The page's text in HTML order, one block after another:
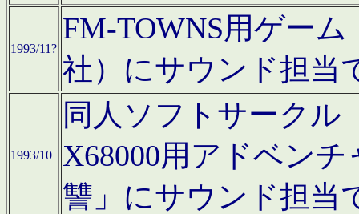
1993/11?
FM-TOWNS用ゲー
社）にサウンド担当
1993/10
同人ソフトサークル
X68000用アドベン
讐」にサウンド担当